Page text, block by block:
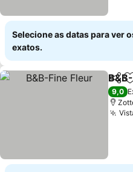
Selecione as datas para ver
exatos.
9,0